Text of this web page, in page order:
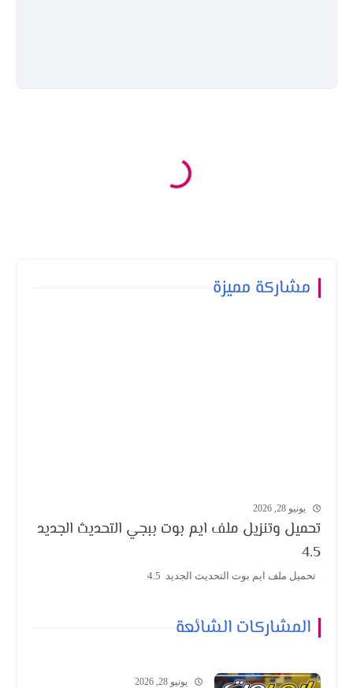
مشاركة مميزة
يونيو 28, 2026
تحميل وتنزيل ملف ايم بوت ببجي التحديث الجديد
4.5
تحميل ملف ايم بوت التحديث الجديد 4.5
المشاركات الشائعة
يونيو 28, 2026